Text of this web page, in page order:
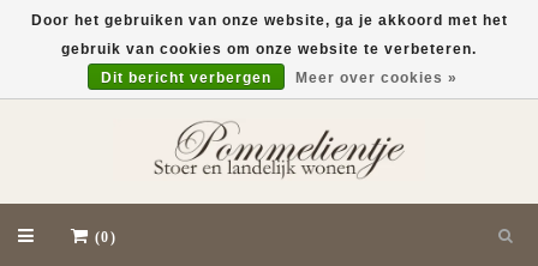
(0)
Door het gebruiken van onze website, ga je akkoord met het
gebruik van cookies om onze website te verbeteren.
Dit bericht verbergen
Meer over cookies »